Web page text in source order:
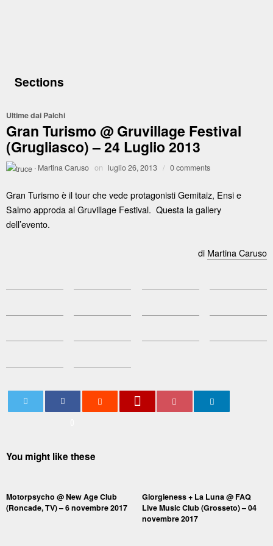
Sections
Ultime dai Palchi
Gran Turismo @ Gruvillage Festival
(Grugliasco) – 24 Luglio 2013
· Martina Caruso on luglio 26, 2013 / 0 comments
Gran Turismo è il tour che vede protagonisti Gemitaiz, Ensi e
Salmo approda al Gruvillage Festival. Questa la gallery
dell’evento.
di Martina Caruso
You might like these
Motorpsycho @ New Age Club
(Roncade, TV) – 6 novembre 2017
Giorgieness + La Luna @ FAQ
Live Music Club (Grosseto) – 04
novembre 2017